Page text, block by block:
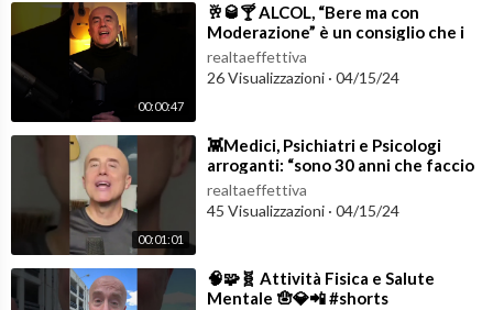
00:00:47
⁣🥂🥃🍸 ALCOL, “Bere ma con
Moderazione” è un consiglio che i
medici NON devono dare! 👁️☠️
#shorts
realtaeffettiva
26 Visualizzazioni · 04/15/24
00:01:01
⁣👾Medici, Psichiatri e Psicologi
arroganti: “sono 30 anni che faccio
questo lavoro, eh!!!!”….
realtaeffettiva
45 Visualizzazioni · 04/15/24
⁣🧠🧩🧬 Attività Fisica e Salute
Mentale 🪬💎📲 #shorts